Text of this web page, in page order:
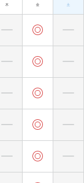
木 金 土